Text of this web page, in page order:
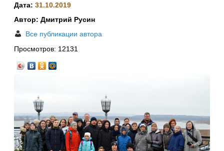
Дата: 31.10.2019
Автор: Дмитрий Русин
Все публикации автора
Просмотров: 12131